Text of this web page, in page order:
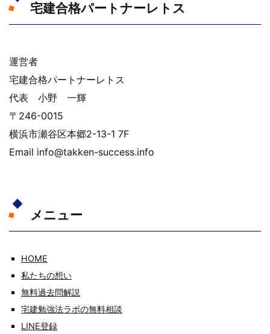
宅建合格パートナーレトス
運営者
宅建合格パートナーレトス
代表 小野 一輝
〒246-0015
横浜市瀬谷区本郷2-13-1 7F
Email info@takken-success.info
メニュー
HOME
私たちの想い
無料過去問解説
宅建勉強法ラボの無料相談
LINE登録